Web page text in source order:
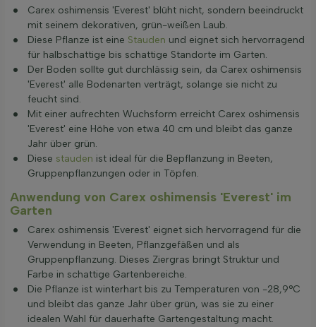
Carex oshimensis 'Everest' blüht nicht, sondern beeindruckt
mit seinem dekorativen, grün-weißen Laub.
Diese Pflanze ist eine Stauden und eignet sich hervorragend
für halbschattige bis schattige Standorte im Garten.
Der Boden sollte gut durchlässig sein, da Carex oshimensis
'Everest' alle Bodenarten verträgt, solange sie nicht zu
feucht sind.
Mit einer aufrechten Wuchsform erreicht Carex oshimensis
'Everest' eine Höhe von etwa 40 cm und bleibt das ganze
Jahr über grün.
Diese stauden ist ideal für die Bepflanzung in Beeten,
Gruppenpflanzungen oder in Töpfen.
Anwendung von Carex oshimensis 'Everest' im
Garten
Carex oshimensis 'Everest' eignet sich hervorragend für die
Verwendung in Beeten, Pflanzgefäßen und als
Gruppenpflanzung. Dieses Ziergras bringt Struktur und
Farbe in schattige Gartenbereiche.
Die Pflanze ist winterhart bis zu Temperaturen von -28,9°C
und bleibt das ganze Jahr über grün, was sie zu einer
idealen Wahl für dauerhafte Gartengestaltung macht.